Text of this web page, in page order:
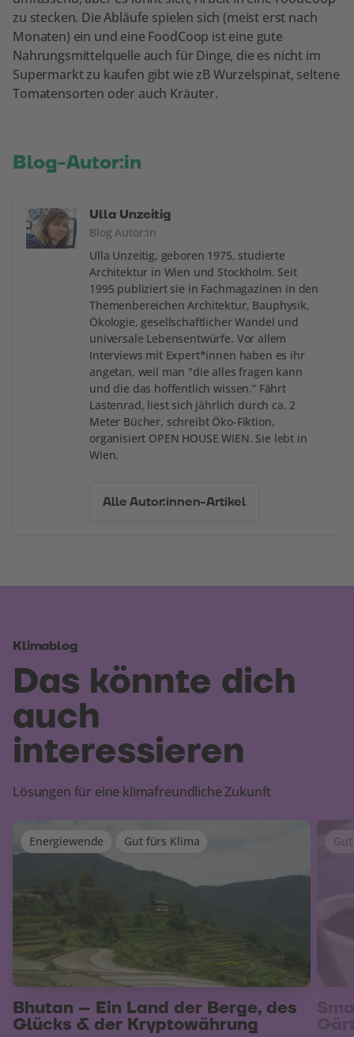
zu stecken. Die Abläufe spielen sich (meist erst nach
Monaten) ein und eine FoodCoop ist eine gute
Nahrungsmittelquelle auch für Dinge, die es nicht im
Supermarkt zu kaufen gibt wie zB Wurzelspinat, seltene
Tomatensorten oder auch Kräuter.
Blog-Autor:in
Ulla Unzeitig
Blog Autor:in
Ulla Unzeitig, geboren 1975, studierte
Architektur in Wien und Stockholm. Seit
1995 publiziert sie in Fachmagazinen in den
Themenbereichen Architektur, Bauphysik,
Ökologie, gesellschaftlicher Wandel und
universale Lebensentwürfe. Vor allem
Interviews mit Expert*innen haben es ihr
angetan, weil man "die alles fragen kann
und die das hoffentlich wissen.“ Fährt
Lastenrad, liest sich jährlich durch ca. 2
Meter Bücher, schreibt Öko-Fiktion,
organisiert OPEN HOUSE WIEN. Sie lebt in
Wien.
Alle Autor:innen-Artikel
Klimablog
Das könnte dich
auch
interessieren
Lösungen für eine klimafreundliche Zukunft
Bhutan – Ein Land der Berge, des
Glücks & der Kryptowährung
Energiewende Gut fürs Klima